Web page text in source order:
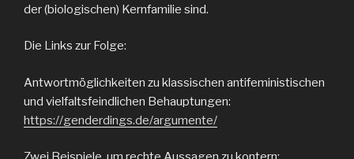
der (biologischen) Kernfamilie sind.
Die Links zur Folge:
Antwortmöglichkeiten zu klassischen antifeministischen
und vielfaltsfeindlichen Behauptungen:
https://genderdings.de/argumente/